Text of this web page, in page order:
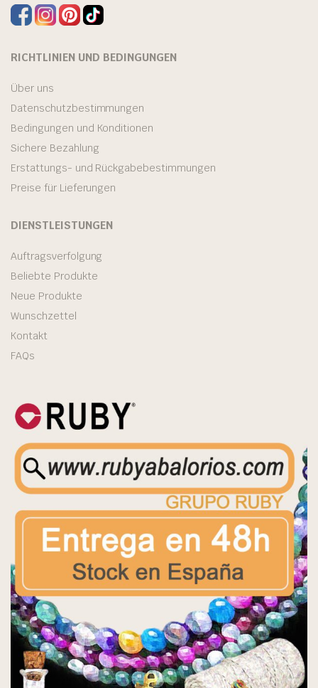
RICHTLINIEN UND BEDINGUNGEN
Über uns
Datenschutzbestimmungen
Bedingungen und Konditionen
Sichere Bezahlung
Erstattungs- und Rückgabebestimmungen
Preise für Lieferungen
DIENSTLEISTUNGEN
Auftragsverfolgung
Beliebte Produkte
Neue Produkte
Wunschzettel
Kontakt
FAQs